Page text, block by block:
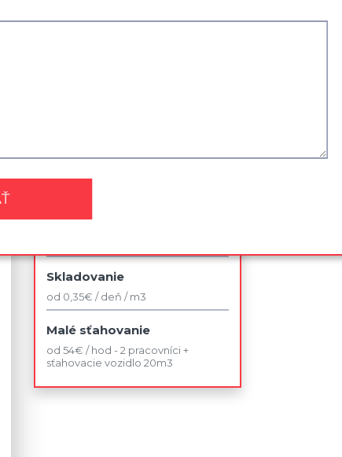
Likvidácia nábytku
Skladovanie
od 0,35€ / deň / m3
Malé sťahovanie
od 54€ / hod - 2 pracovníci +
sťahovacie vozidlo 20m3